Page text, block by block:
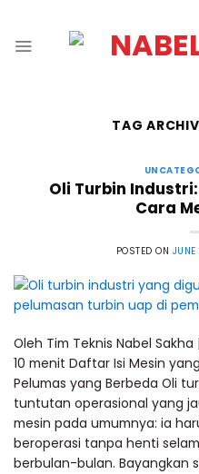
TAG
Oli Turbin
Cara
POSTED ON
Oleh Tim Teknis Nabel
10 menit Daftar Isi Mesin
Pelumas yang Berbeda Oli
tuntutan operasional yang
mesin pada umumnya: ia
beroperasi tanpa henti
berbulan-bulan. Bayangkan